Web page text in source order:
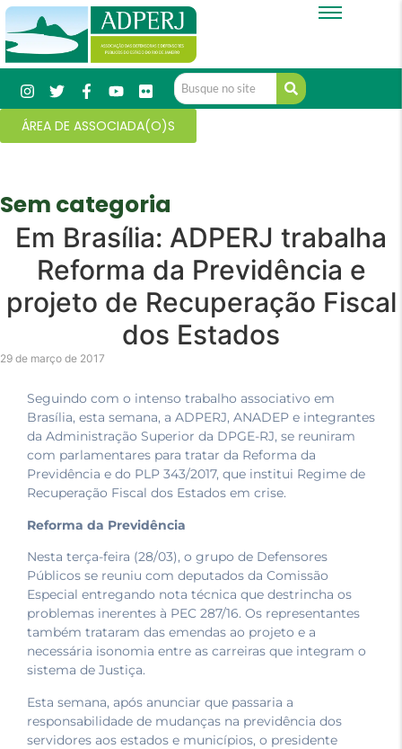
ÁREA DE ASSOCIADA(O)S
Sem categoria
Em Brasília: ADPERJ trabalha
Reforma da Previdência e
projeto de Recuperação Fiscal
dos Estados
29 de março de 2017
Seguindo com o intenso trabalho associativo em
Brasília, esta semana, a ADPERJ, ANADEP e integrantes
da Administração Superior da DPGE-RJ, se reuniram
com parlamentares para tratar da Reforma da
Previdência e do PLP 343/2017, que institui Regime de
Recuperação Fiscal dos Estados em crise.
Reforma da Previdência
Nesta terça-feira (28/03), o grupo de Defensores
Públicos se reuniu com deputados da Comissão
Especial entregando nota técnica que destrincha os
problemas inerentes à PEC 287/16. Os representantes
também trataram das emendas ao projeto e a
necessária isonomia entre as carreiras que integram o
sistema de Justiça.
Esta semana, após anunciar que passaria a
responsabilidade de mudanças na previdência dos
servidores aos estados e municípios, o presidente